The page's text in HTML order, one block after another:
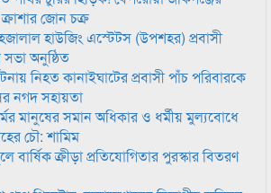
জোন চক্র
হাউজিং এস্টেটস (উপশহর) প্রবাসী
অনুষ্ঠিত
নিহত কানাইঘাটের প্রবাসী পাঁচ পরিবারকে
নগদ সহায়তা
মানুষের সমান অধিকার ও ধর্মীয় মুল্যবোধে
চৌ: শামিম
বার্ষিক ক্রীড়া প্রতিযোগিতার পুরস্কার বিতরণ